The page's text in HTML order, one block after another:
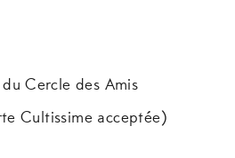
Cercle des Amis
Cultissime acceptée)